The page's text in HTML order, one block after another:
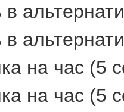
на час (5
на час (5